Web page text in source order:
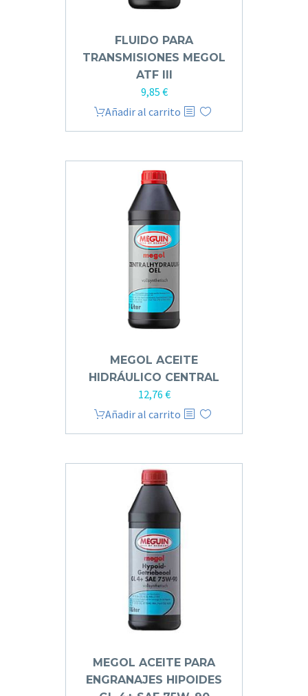
FLUIDO PARA
TRANSMISIONES MEGOL
ATF III
9,85 €
Añadir al carrito
MEGOL ACEITE
HIDRÁULICO CENTRAL
12,76 €
Añadir al carrito
MEGOL ACEITE PARA
ENGRANAJES HIPOIDES